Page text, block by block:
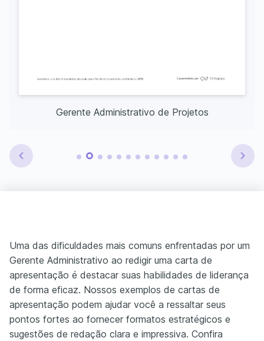
Gerente Administrativo de Projetos
Uma das dificuldades mais comuns enfrentadas por um
Gerente Administrativo ao redigir uma carta de
apresentação é destacar suas habilidades de liderança
de forma eficaz. Nossos exemplos de cartas de
apresentação podem ajudar você a ressaltar seus
pontos fortes ao fornecer formatos estratégicos e
sugestões de redação clara e impressiva. Confira